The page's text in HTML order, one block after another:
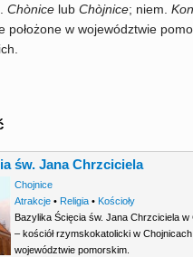
Chònice lub Chòjnice; niem.
położone w województwie
św. Jana Chrzciciela
Chojnice
Atrakcje• Religia• Kościoły
Bazylika Ścięcia św. Jana Chrzciciela w
– kościół rzymskokatolicki w
województwie pomorskim.